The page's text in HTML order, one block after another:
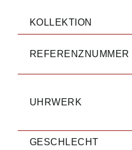
KOLLEKTION
REFERENZNUMMER
UHRWERK
GESCHLECHT